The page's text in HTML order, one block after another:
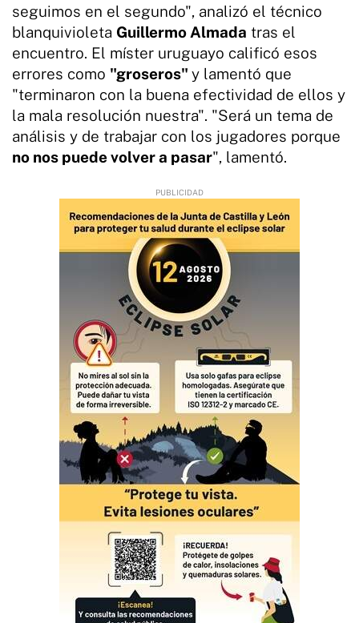
seguimos en el segundo", analizó el técnico
blanquivioleta Guillermo Almada tras el
encuentro. El míster uruguayo calificó esos
errores como "groseros" y lamentó que
"terminaron con la buena efectividad de ellos y
la mala resolución nuestra". "Será un tema de
análisis y de trabajar con los jugadores porque
no nos puede volver a pasar", lamentó.